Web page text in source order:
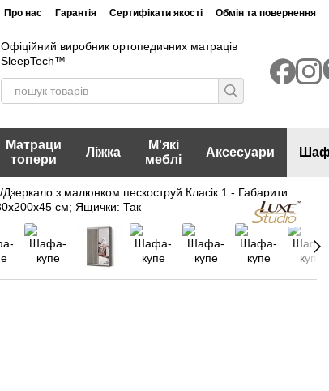
Про нас Гарантія Сертифікати якості Обмін та повернення
Офіційний виробник ортопедичних матраців
SleepTech™
Матраци
топери
Ліжка
М'які
меблі
Аксесуари